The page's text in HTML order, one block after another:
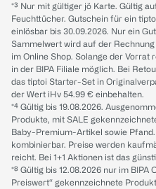
*³ Nur mit gültiger jö Karte. Gültig
Feuchttücher. Gutschein für ein
einlösbar bis 30.09.2026. Nur ein
Sammelwert wird auf der
im Online Shop. Solange der
in der BIPA Filiale möglich. Bei
das tiptoi Starter-Set in
der Wert iHv 54.99 € einbehalten.
*⁴ Gültig bis 19.08.2026.
Produkte, mit SALE
Baby-Premium-Artikel sowie
kombinierbar. Preise werden
reicht. Bei 1+1 Aktionen ist das
*⁸ Gültig bis 12.08.2026 nur im
Preiswert“ gekennzeichnete